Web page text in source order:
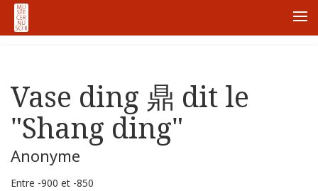
Home
Vase ding 鼎 dit le
"Shang ding"
Anonyme
Entre -900 et -850